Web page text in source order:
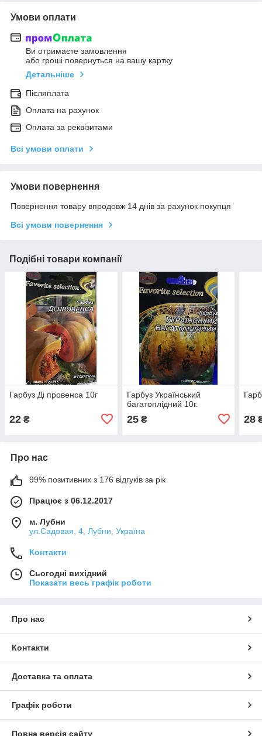
Умови оплати
Ви отримаєте замовлення
або гроші повернуться на вашу картку
Детальніше
Післяплата
Оплата на рахунок
Оплата за реквізитами
Всі умови оплати
Умови повернення
Повернення товару впродовж 14 днів за рахунок покупця
Всі умови повернення
Подібні товари компанії
Гарбуз Ді провенса 10г
22 ₴
Гарбуз Український
багатоплідний 10г.
25₴ 28
Про нас
99% позитивних з 176 відгуків за рік
Працює з 06.12.2017
м. Лубни
ул.Садовая, 4, Лубни, Україна
Контакти
Сьогодні вихідний
Показати весь графік роботи
Про нас
Контакти
Доставка та оплата
Графік роботи
Повна версія сайту